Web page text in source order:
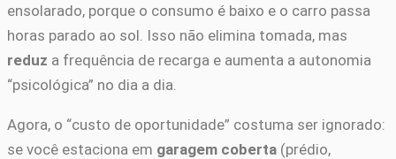
ensolarado, porque o consumo é baixo e o carro passa
horas parado ao sol. Isso não elimina tomada, mas
reduz a frequência de recarga e aumenta a autonomia
“psicológica” no dia a dia.
Agora, o “custo de oportunidade” costuma ser ignorado:
se você estaciona em garagem coberta (prédio,